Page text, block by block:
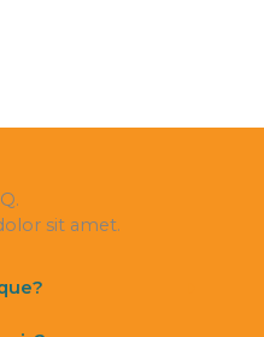
sit amet.